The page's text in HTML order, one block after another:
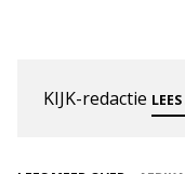
KIJK-redactie